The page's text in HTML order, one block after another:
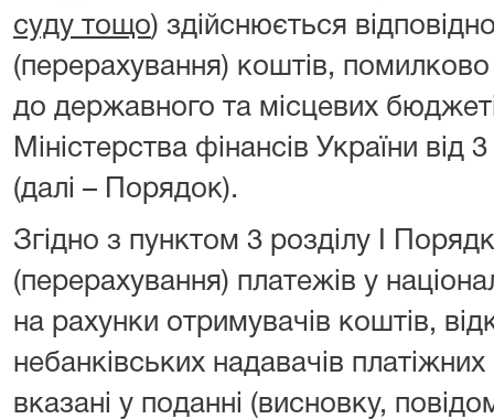
суду тощо) здійснюється
(перерахування) коштів,
до державного та місцевих
Міністерства фінансів України
(далі – Порядок).
Згідно з пунктом 3 розділу I
(перерахування) платежів у
на рахунки отримувачів коштів,
небанківських надавачів
вказані у поданні (висновку,